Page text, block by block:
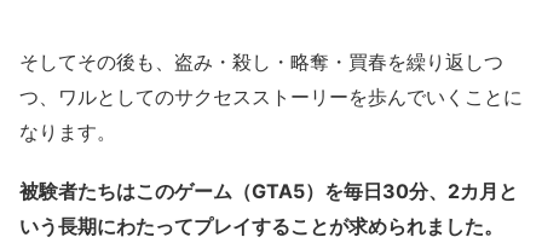
そしてその後も、盗み・殺し・略奪・買春を繰り返しつ
つ、ワルとしてのサクセスストーリーを歩んでいくことに
なります。
被験者たちはこのゲーム（GTA5）を毎日30分、2カ月と
いう長期にわたってプレイすることが求められました。